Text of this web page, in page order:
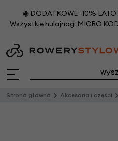
◉ DODATKOWE -10%
Wszystkie hulajnogi MICRO
Strona główna Akcesoria i części